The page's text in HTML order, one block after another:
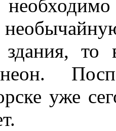
здания,
уже